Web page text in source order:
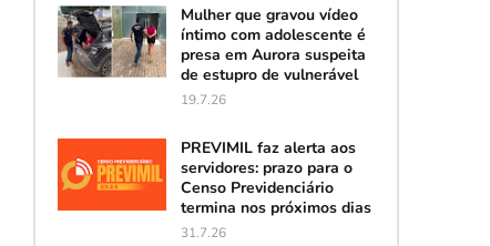
Mulher que gravou vídeo
íntimo com adolescente é
presa em Aurora suspeita
de estupro de vulnerável
19.7.26
PREVIMIL faz alerta aos
servidores: prazo para o
Censo Previdenciário
termina nos próximos dias
31.7.26